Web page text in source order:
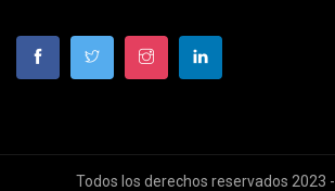
Todos los derechos reservados 2023 -